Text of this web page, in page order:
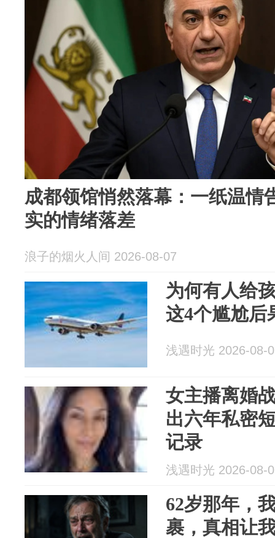
成都领馆悄然落幕：一纸温情
实的情绪落差
浪子的烟火人间 2026-08-07
为何有人给
这4个尴尬后
浅遇时光 2026-08-
女主播离婚
出六年私密
记录
浅遇时光 2026-08-
62岁那年，
裹，真相让